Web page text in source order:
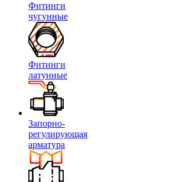
Фитинги
чугунные
Фитинги
латунные
Запорно-
регулирующая
арматура